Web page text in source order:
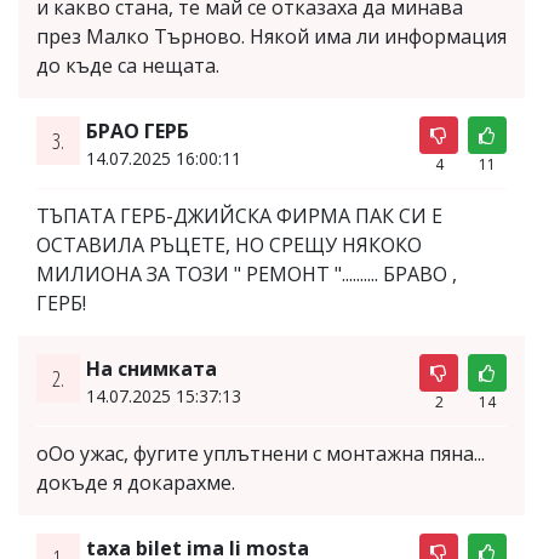
и какво стана, те май се отказаха да минава
през Малко Търново. Някой има ли информация
до къде са нещата.
3. БРАО ГЕРБ
14.07.2025 16:00:11 4 11
ТЪПАТА ГЕРБ-ДЖИЙСКА ФИРМА ПАК СИ Е
ОСТАВИЛА РЪЦЕТЕ, НО СРЕЩУ НЯКОКО
МИЛИОНА ЗА ТОЗИ " РЕМОНТ ".......... БРАВО ,
ГЕРБ!
2. На снимката
14.07.2025 15:37:13 2 14
оОо ужас, фугите уплътнени с монтажна пяна...
докъде я докарахме.
taxa bilet ima li mosta